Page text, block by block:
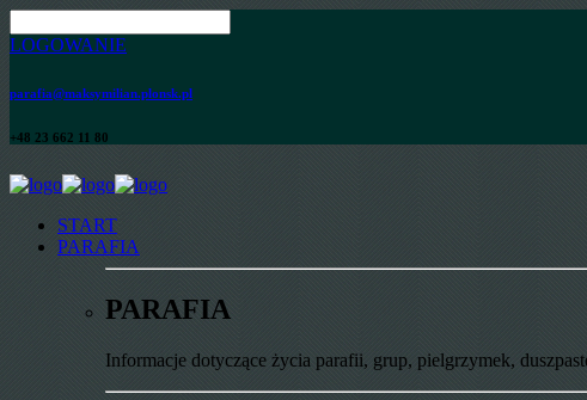
LOGOWANIE
parafia@maksymilian.plonsk.pl
+48 23 662 11 80
START
PARAFIA
PARAFIA
Informacje dotyczące życia parafii, grup, pielgrzymek,